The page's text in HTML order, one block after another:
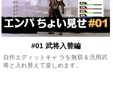
#01 武将入替編
自作エディットキャ ラを無双＆汎用武
将と入れ替えて楽しめます。